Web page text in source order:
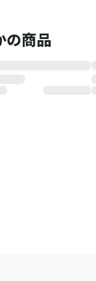
の商品